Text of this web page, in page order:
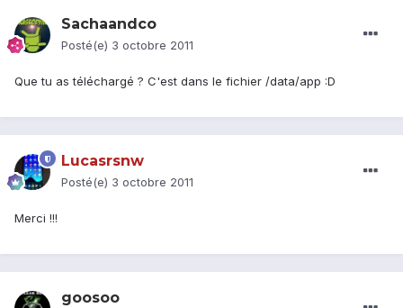
Sachaandco
Posté(e) 3 octobre 2011
Que tu as téléchargé ? C'est dans le fichier /data/app :D
Lucasrsnw
Posté(e) 3 octobre 2011
Merci !!!
goosoo